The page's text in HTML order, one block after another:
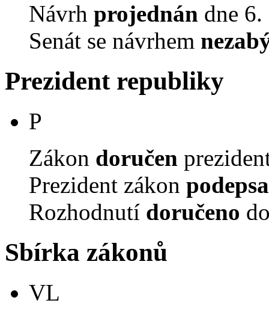
Návrh projednán dne
Senát se návrhem
Prezident republiky
P
Zákon doručen
Prezident zákon
Rozhodnutí doručeno
Sbírka zákonů
VL